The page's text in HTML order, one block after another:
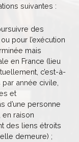
suivantes :
des
pour l’exécution
mais
en France (lieu
c’est-à-
année civile,
et
d’une personne
raison
des liens étroits
demeure) ;